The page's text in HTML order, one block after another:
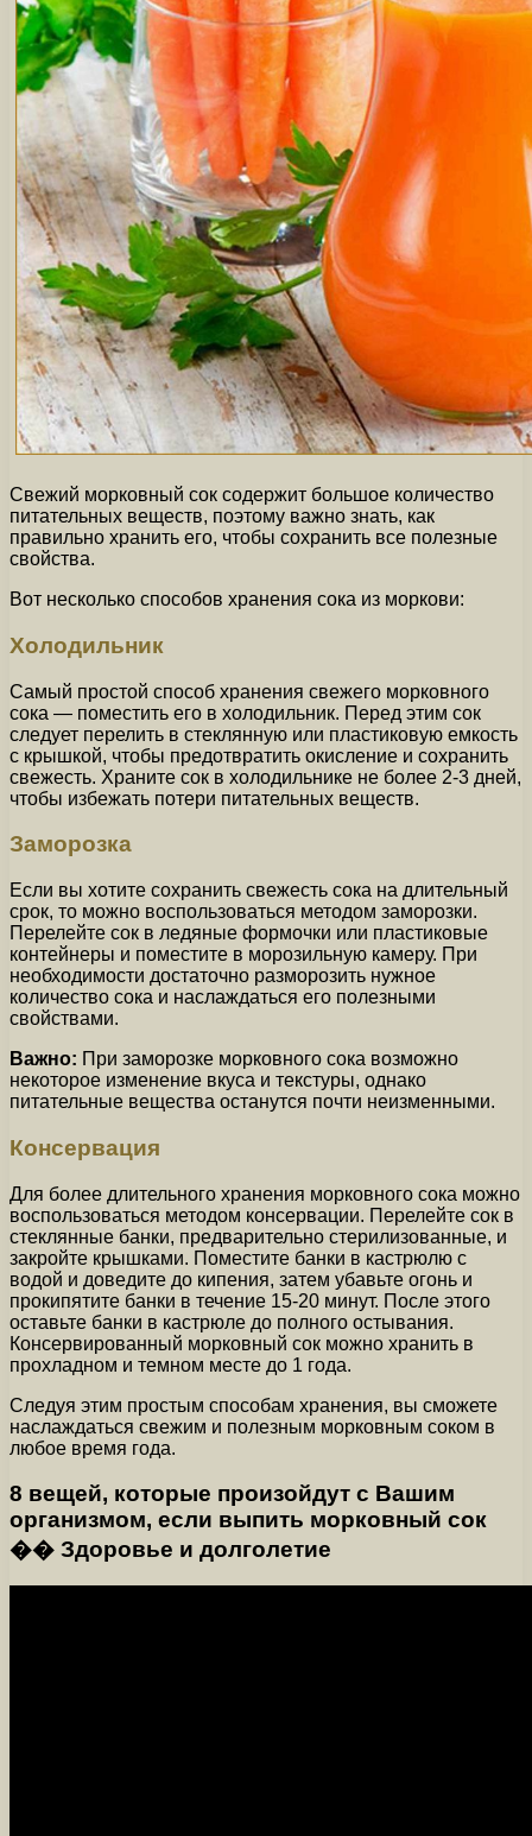
Свежий морковный сок содержит большое количество
питательных веществ, поэтому важно знать, как
правильно хранить его, чтобы сохранить все полезные
свойства.
Вот несколько способов хранения сока из моркови:
Холодильник
Самый простой способ хранения свежего морковного
сока — поместить его в холодильник. Перед этим сок
следует перелить в стеклянную или пластиковую емкость
с крышкой, чтобы предотвратить окисление и сохранить
свежесть. Храните сок в холодильнике не более 2-3 дней,
чтобы избежать потери питательных веществ.
Заморозка
Если вы хотите сохранить свежесть сока на длительный
срок, то можно воспользоваться методом заморозки.
Перелейте сок в ледяные формочки или пластиковые
контейнеры и поместите в морозильную камеру. При
необходимости достаточно разморозить нужное
количество сока и наслаждаться его полезными
свойствами.
Важно: При заморозке морковного сока возможно
некоторое изменение вкуса и текстуры, однако
питательные вещества останутся почти неизменными.
Консервация
Для более длительного хранения морковного сока можно
воспользоваться методом консервации. Перелейте сок в
стеклянные банки, предварительно стерилизованные, и
закройте крышками. Поместите банки в кастрюлю с
водой и доведите до кипения, затем убавьте огонь и
прокипятите банки в течение 15-20 минут. После этого
оставьте банки в кастрюле до полного остывания.
Консервированный морковный сок можно хранить в
прохладном и темном месте до 1 года.
Следуя этим простым способам хранения, вы сможете
наслаждаться свежим и полезным морковным соком в
любое время года.
8 вещей, которые произойдут с Вашим
организмом, если выпить морковный сок
�� Здоровье и долголетие